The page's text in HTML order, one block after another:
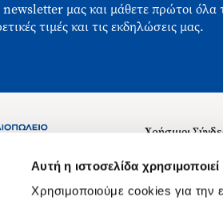
Αυτή η ιστοσελίδα
Χρησιμοποιούμε cookies για την
μας και μάθετε πρώτοι όλα
τιμές και τις εκδηλώσεις μας.
106 79
Χρήσιμοι
Σχετικά με
Θέσεις